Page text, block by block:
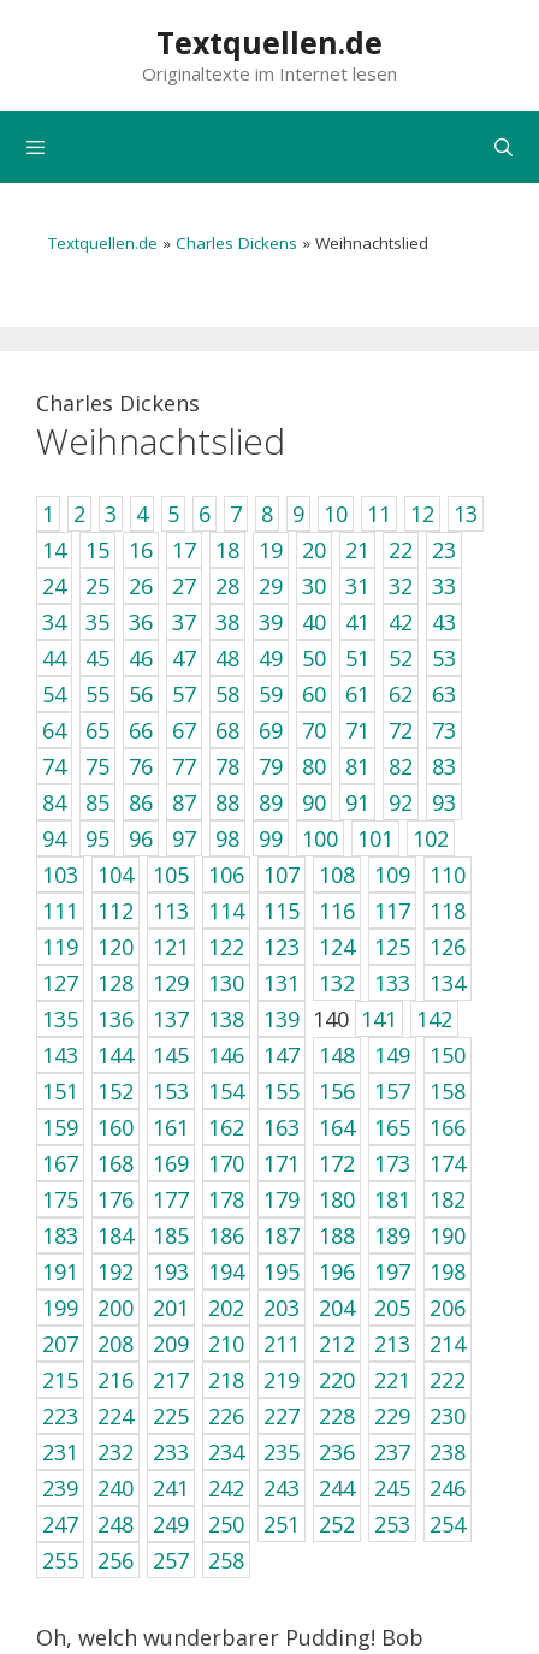
Textquellen.de
Originaltexte im Internet lesen
Textquellen.de » Charles Dickens » Weihnachtslied
Charles Dickens
Weihnachtslied
1 2 3 4 5 6 7 8 9 10 11 12
13
14
15 16 17 18 19 20 21 22
23
24
25 26 27 28 29 30 31 32
33
34
35 36 37 38 39 40 41 42
43
44
45 46 47 48 49 50 51 52
53
54
55 56 57 58 59 60 61 62
63
64
65 66 67 68 69 70 71 72
73
74
75 76 77 78 79 80 81 82
83
84
85 86 87 88 89 90 91 92
93
94
95 96 97 98 99 100 101
102
103
104 105 106 107 108 109
110
111
112 113 114 115 116 117
118
119
120 121 122 123 124 125
126
127
128 129 130 131 132 133
134
135
136 137 138 139 140 141
142
143
144 145 146 147 148 149
150
151
152 153 154 155 156 157
158
159
160 161 162 163 164 165
166
167
168 169 170 171 172 173
174
175
176 177 178 179 180 181
182
183
184 185 186 187 188 189
190
191
192 193 194 195 196 197
198
199
200 201 202 203 204 205
206
207
208 209 210 211 212 213
214
215
216 217 218 219 220 221
222
223
224 225 226 227 228 229
230
231
232 233 234 235 236 237
238
239
240 241 242 243 244 245
246
247
248 249 250 251 252 253
254
255
256 257 258
Oh, welch wunderbarer Pudding! Bob